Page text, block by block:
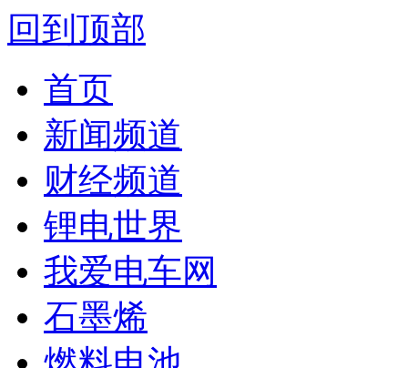
回到顶部
首页
新闻频道
财经频道
锂电世界
我爱电车网
石墨烯